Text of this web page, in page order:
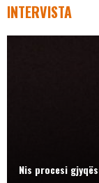
INTERVISTA
Nis procesi